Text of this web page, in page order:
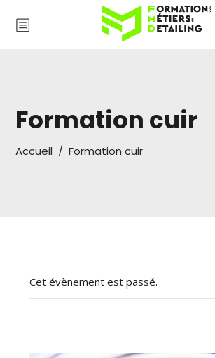
Formation cuir
Accueil /Formation cuir
Cet évènement est passé.